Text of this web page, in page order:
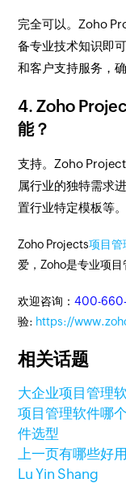
完全可以。Zoho
备专业技术知识即
和客户支持服务，
4. Zoho
能？
支持。Zoho
属行业的独特需求
置行业特定模板等。
Zoho Projects项目管
爱，Zoho是专业项目
欢迎咨询：400-
验: https://
相关话题
大企业项目管理
项目管理软件哪
件选型
上一页有哪些好
Lu Yin Shang